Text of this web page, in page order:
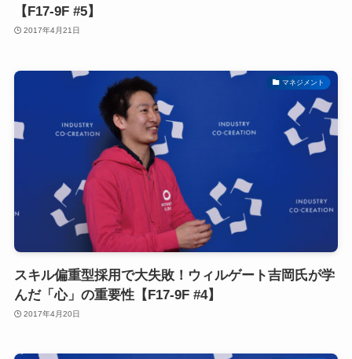
【F17-9F #5】
2017年4月21日
マネジメント
スキル偏重型採用で大失敗！ウィルゲート吉岡氏が学
んだ「心」の重要性【F17-9F #4】
2017年4月20日